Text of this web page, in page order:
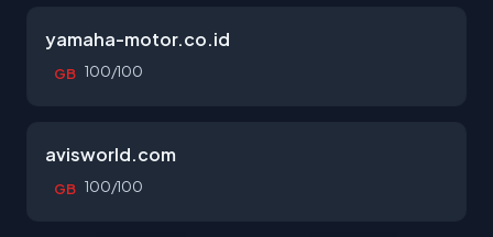
yamaha-motor.co.id
GB 100/100
avisworld.com
GB 100/100